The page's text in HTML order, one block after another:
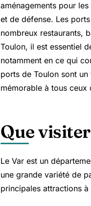
aménagements pour
et de défense. Les
nombreux restaurants,
Toulon, il est essentiel
notamment en ce qui
ports de Toulon sont
mémorable à tous ceux
Que
Le Var est un
une grande variété de
principales attractions